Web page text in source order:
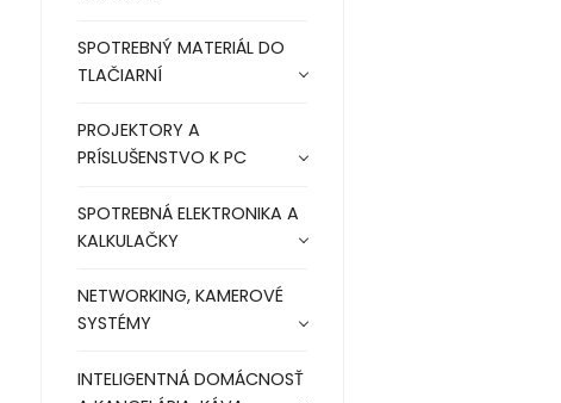
SPOTREBNÝ MATERIÁL DO
TLAČIARNÍ
PROJEKTORY A
PRÍSLUŠENSTVO K PC
SPOTREBNÁ ELEKTRONIKA A
KALKULAČKY
NETWORKING, KAMEROVÉ
SYSTÉMY
INTELIGENTNÁ DOMÁCNOSŤ